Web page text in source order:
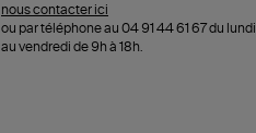
nous contacter ici
ou par téléphone au 04 91 44 61 67 du lundi
au vendredi de 9h à 18h.